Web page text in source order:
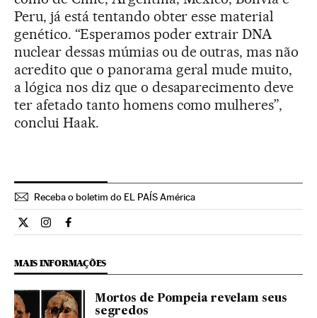
Peru, já está tentando obter esse material
genético. “Esperamos poder extrair DNA
nuclear dessas múmias ou de outras, mas não
acredito que o panorama geral mude muito,
a lógica nos diz que o desaparecimento deve
ter afetado tanto homens como mulheres”,
conclui Haak.
Receba o boletim do EL PAÍS América
Ciencia El País Brasil en Twitter
Ciencia El País Brasil en Instagram
Ciencia El País Brasil en Facebook
MAIS INFORMAÇÕES
Mortos de Pompeia revelam seus
segredos